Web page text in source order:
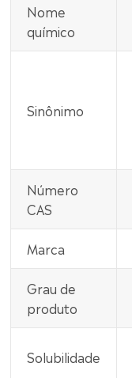
Nome
químico
Sinônimo
Número
CAS
Marca
Grau de
produto
Solubilidade